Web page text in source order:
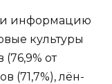
информацию
культуры
(76,9% от
(71,7%), лён-